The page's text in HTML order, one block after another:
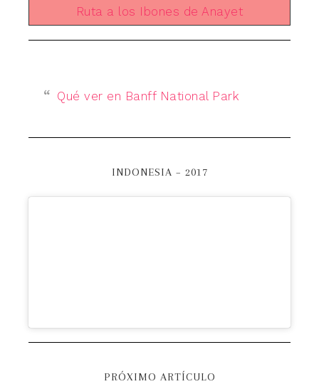
Ruta a los Ibones de Anayet
Qué ver en Banff National Park
INDONESIA – 2017
PRÓXIMO ARTÍCULO